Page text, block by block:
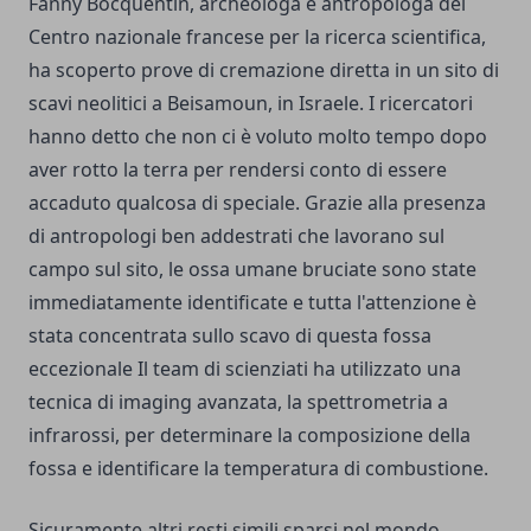
Centro nazionale francese per la ricerca scientifica,
ha scoperto prove di cremazione diretta in un sito di
scavi neolitici a Beisamoun, in Israele. I ricercatori
hanno detto che non ci è voluto molto tempo dopo
aver rotto la terra per rendersi conto di essere
accaduto qualcosa di speciale. Grazie alla presenza
di antropologi ben addestrati che lavorano sul
campo sul sito, le ossa umane bruciate sono state
immediatamente identificate e tutta l'attenzione è
stata concentrata sullo scavo di questa fossa
eccezionale Il team di scienziati ha utilizzato una
tecnica di imaging avanzata, la spettrometria a
infrarossi, per determinare la composizione della
fossa e identificare la temperatura di combustione.